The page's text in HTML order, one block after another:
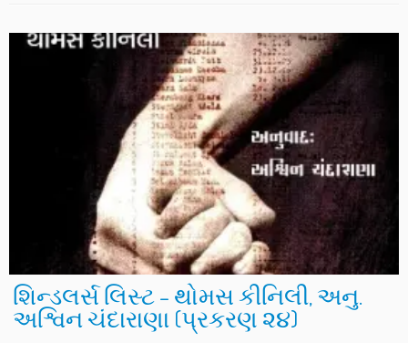
શિન્ડલર્સ લિસ્ટ – થોમસ કીનિલી, અનુ.
અશ્વિન ચંદારાણા (પ્રકરણ ૨૪)